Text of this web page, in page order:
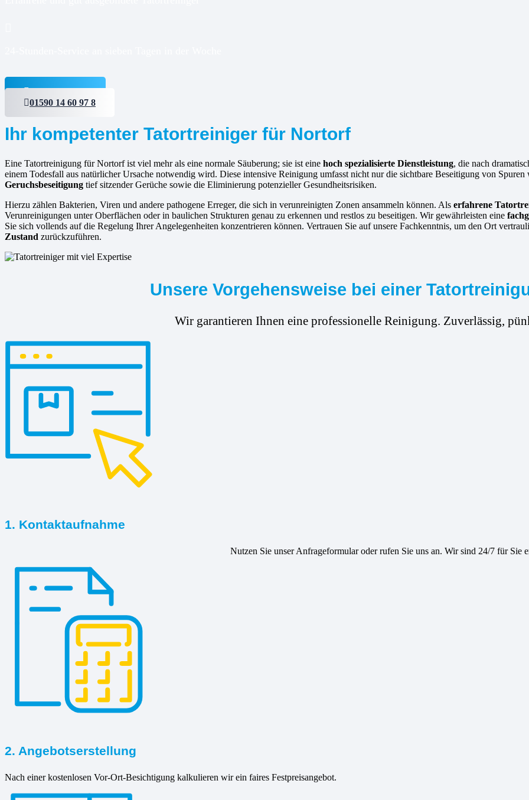
Jetzt anfragen
01590 14 60 97 8
Ihr kompetenter Tatortreiniger für Nortorf
Eine Tatortreinigung für Nortorf ist viel mehr als eine normale Säuberung; sie ist eine hoch spezialisierte Dienstleistung, die nach
einem Todesfall aus natürlicher Ursache notwendig wird. Diese intensive Reinigung umfasst nicht nur die sichtbare Beseitigung von
Geruchsbeseitigung tief sitzender Gerüche sowie die Eliminierung potenzieller Gesundheitsrisiken.
Hierzu zählen Bakterien, Viren und andere pathogene Erreger, die sich in verunreinigten Zonen ansammeln können. Als erfahrene
Verunreinigungen unter Oberflächen oder in baulichen Strukturen genau zu erkennen und restlos zu beseitigen. Wir gewährleisten eine
Sie sich vollends auf die Regelung Ihrer Angelegenheiten konzentrieren können. Vertrauen Sie auf unsere Fachkenntnis, um den Ort
Zustand zurückzuführen.
Unsere Vorgehensweise bei einer
Wir garantieren Ihnen eine professionelle Reinigung. Zuverlässig,
1. Kontaktaufnahme
Nutzen Sie unser Anfrageformular oder rufen Sie uns an. Wir sind 24/7 für Sie
2. Angebotserstellung
Nach einer kostenlosen Vor-Ort-Besichtigung kalkulieren wir ein faires Festpreisangebot.